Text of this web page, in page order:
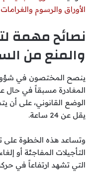
الأوراق والرسوم والغرامات
نصائح مهمة
والمنع من
ينصح المختصون في شؤون
المغادرة مسبقاً في حال
الوضع القانوني، على أن
يقل عن 24 ساعة.
وتساعد هذه الخطوة على
التأجيلات المفاجئة أو
التي تشهد ارتفاعاً في